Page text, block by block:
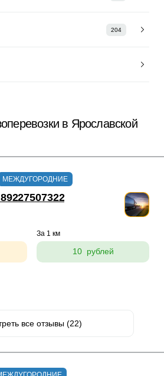
204
в Ярославской
МЕЖДУГОРОДНИЕ
За 1 км
10 рублей
все отзывы (22)